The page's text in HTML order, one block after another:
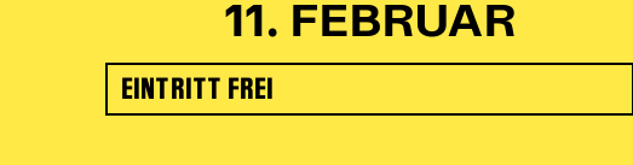
11. FEBRUAR
EINTRITT FREI